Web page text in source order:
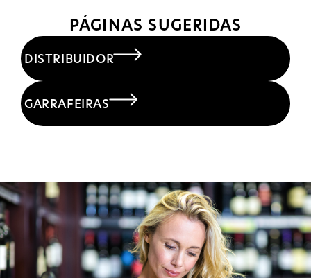
PÁGINAS SUGERIDAS
DISTRIBUIDOR
GARRAFEIRAS